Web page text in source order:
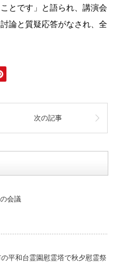
とです」と語られ、講演会
論と質疑応答がなされ、全
次の記事
会議
平和台霊園慰霊塔で秋夕慰霊祭